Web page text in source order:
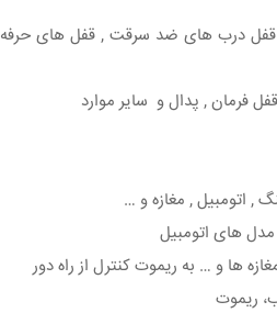
قفل درب های ضد سرقت , قفل های حرفه
فرمان , پدال و سایر موارد
, اتومبیل , مغازه و …
مدل های اتومبیل
ها و … به ریموت کنترل از راه دور
ریموت